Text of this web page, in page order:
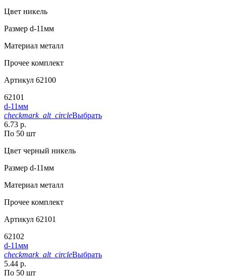
Цвет никель
Размер d-11мм
Материал металл
Прочее комплект
Артикул 62100
62101
d-11мм
checkmark_alt_circleВыбрать
6.73 р.
По 50 шт
Цвет черный никель
Размер d-11мм
Материал металл
Прочее комплект
Артикул 62101
62102
d-11мм
checkmark_alt_circleВыбрать
5.44 р.
По 50 шт